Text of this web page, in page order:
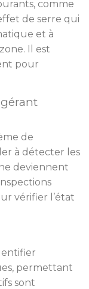
comme
de serre qui
et à
Il est
pour
de
à détecter les
deviennent
vérifier l’état
permettant
sont